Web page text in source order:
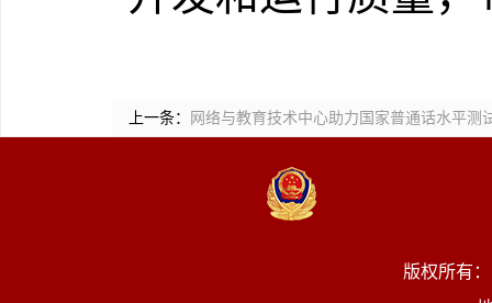
上一条： 网络与教育技术中心助力国家普通话水平测
版权所有